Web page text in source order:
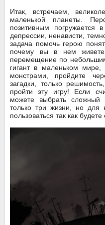
Итак, встречаем,
маленькой планеты.
позитивным
депрессии, ненависти,
задача помочь герою
почему вы в нем
перемещение по
гигант в маленьком мире,
монстрами, пройдите
загадки, только
пройти эту игру! Если
можете выбрать
только три жизни, но для
пользоваться так как